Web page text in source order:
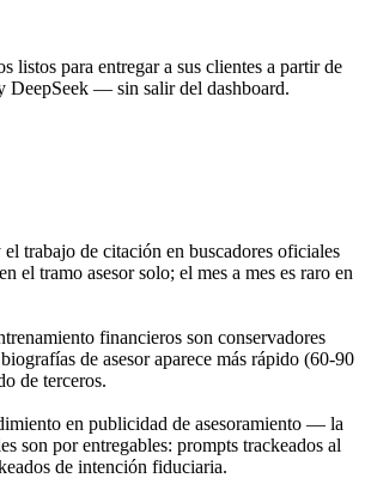
listos para entregar a sus clientes a partir de
DeepSeek — sin salir del dashboard.
trabajo de citación en buscadores oficiales
el tramo asesor solo; el mes a mes es raro en
financieros son conservadores
de asesor aparece más rápido (60-90
de terceros.
en publicidad de asesoramiento — la
son por entregables: prompts trackeados al
de intención fiduciaria.